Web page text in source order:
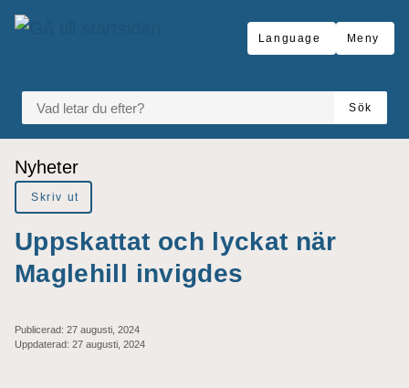
Gå till innehåll
Language Meny
VAD LETAR DU EFTER?
Sök
Du är här:
Nyheter
Skriv ut
Uppskattat och lyckat när
Maglehill invigdes
Publicerad: 27 augusti, 2024
Uppdaterad: 27 augusti, 2024